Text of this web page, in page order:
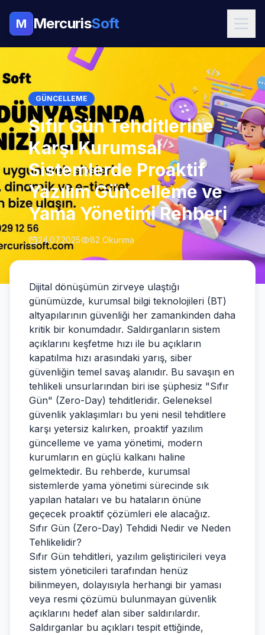
M MercurisSoft
GÜNCELLEME
Sıfır Gün Tehditlerine
Karşı Kurumsal
Sistemlerde Proaktif
Yazılım Güncelleme ve
Yama Yönetimi Rehberi
24.07.2025 82 Okunma
Dijital dönüşümün zirveye ulaştığı
günümüzde, kurumsal bilgi teknolojileri (BT)
altyapılarının güvenliği her zamankinden daha
kritik bir konumdadır. Saldırganların sistem
açıklarını keşfetme hızı ile bu açıkların
kapatılma hızı arasındaki yarış, siber
güvenliğin temel savaş alanıdır. Bu savaşın en
tehlikeli unsurlarından biri ise şüphesiz "Sıfır
Gün" (Zero-Day) tehditleridir. Geleneksel
güvenlik yaklaşımları bu yeni nesil tehditlere
karşı yetersiz kalırken, proaktif yazılım
güncelleme ve yama yönetimi, modern
kurumların en güçlü kalkanı haline
gelmektedir. Bu rehberde, kurumsal
sistemlerde yama yönetimi sürecinde sık
yapılan hataları ve bu hataların önüne
geçecek proaktif çözümleri ele alacağız.
Sıfır Gün (Zero-Day) Tehdidi Nedir ve Neden
Tehlikelidir?
Sıfır Gün tehditleri, yazılım geliştiricileri veya
sistem yöneticileri tarafından henüz
bilinmeyen, dolayısıyla herhangi bir yaması
veya resmi çözümü bulunmayan güvenlik
açıklarını hedef alan siber saldırılardır.
Saldırganlar bu açıkları tespit ettiğinde,